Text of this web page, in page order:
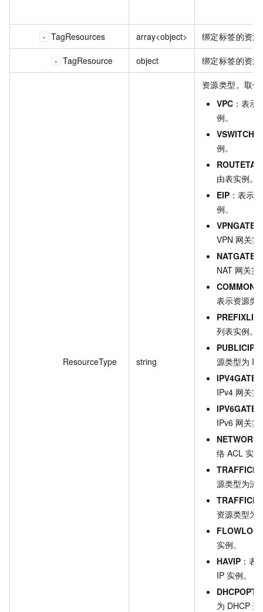
TagResources array<object> 绑定标签的资
TagResource object 绑定标签的资
ResourceType string
资源类型。取
VPC ：表示
例。
VSWITCH
例。
由表实例。
EIP ：表示
例。
VPN 网关实
NAT 网关实
表示资源类
列表实例。
源类型为 IP
IPv4 网关实
IPv6 网关实
络 ACL 实
源类型为流
资源类型为
FLOWLOG
实例。
HAVIP ：表
IP 实例。
为 DHCP